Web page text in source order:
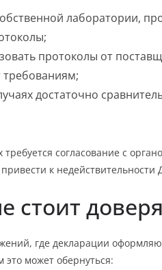
лаборатории,
протоколы от
требованиям;
достаточно
требуется согласование с
к недействительности
стоит
где декларации
может обернуться: